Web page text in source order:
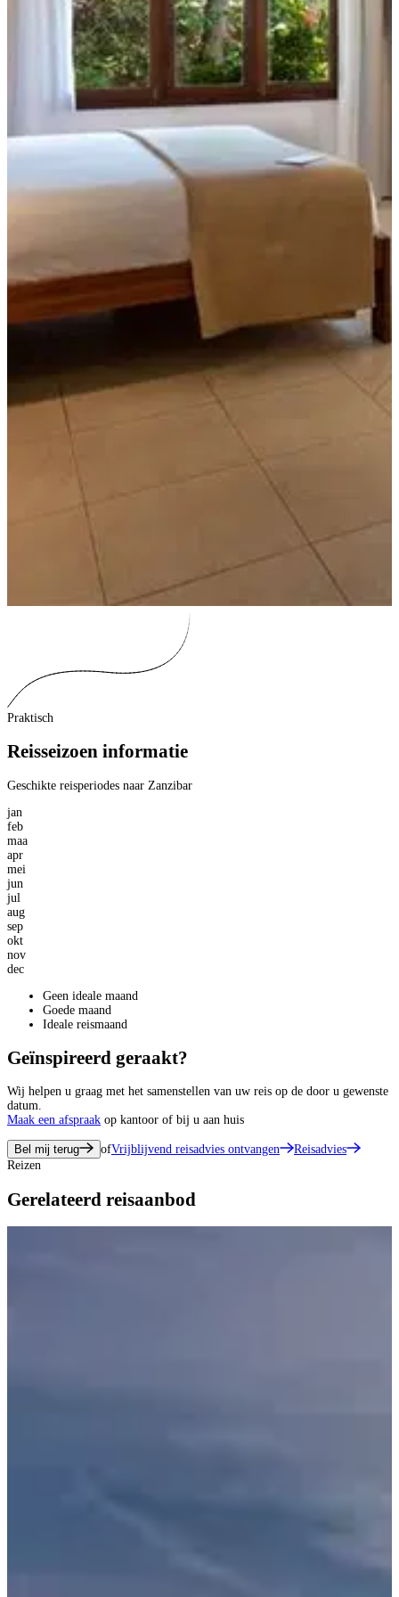
Praktisch
Reisseizoen informatie
Geschikte reisperiodes naar Zanzibar
jan
feb
maa
apr
mei
jun
jul
aug
sep
okt
nov
dec
Geen ideale maand
Goede maand
Ideale reismaand
Geïnspireerd geraakt?
Wij helpen u graag met het samenstellen van uw reis op de door u gewenste
datum.
Maak een afspraak op kantoor of bij u aan huis
Bel mij terug ofVrijblijvend reisadvies ontvangen
Reisadvies
Reizen
Gerelateerd reisaanbod